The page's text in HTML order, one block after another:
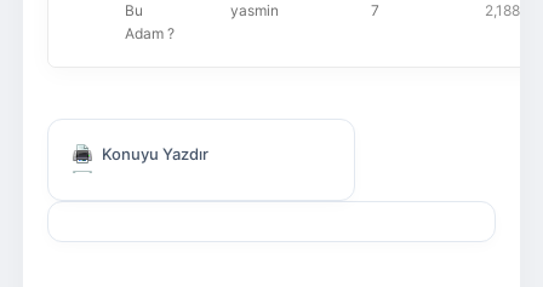
Bu
Adam ?
yasmin 7 2,188
Konuyu Yazdır